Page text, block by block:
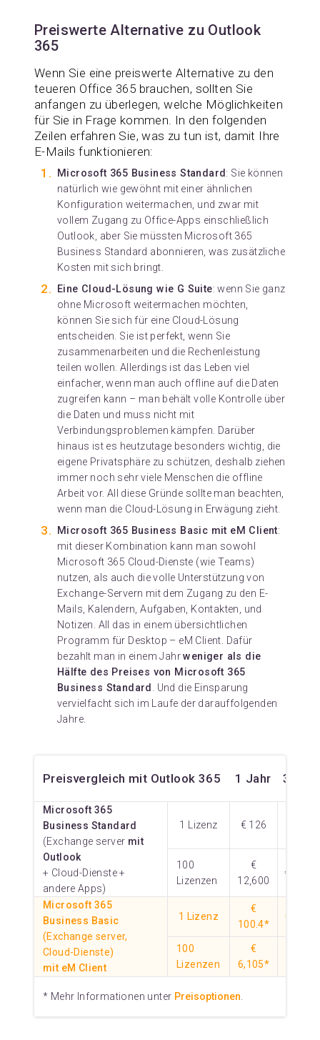
Preiswerte Alternative zu Outlook
365
Wenn Sie eine preiswerte Alternative zu den
teueren Office 365 brauchen, sollten Sie
anfangen zu überlegen, welche Möglichkeiten
für Sie in Frage kommen. In den folgenden
Zeilen erfahren Sie, was zu tun ist, damit Ihre
E-Mails funktionieren:
Microsoft 365 Business Standard : Sie können
natürlich wie gewöhnt mit einer ähnlichen
Konfiguration weitermachen, und zwar mit
vollem Zugang zu Office-Apps einschließlich
Outlook, aber Sie müssten Microsoft 365
Business Standard abonnieren, was zusätzliche
Kosten mit sich bringt.
Eine Cloud-Lösung wie G Suite: wenn Sie ganz
ohne Microsoft weitermachen möchten,
können Sie sich für eine Cloud-Lösung
entscheiden. Sie ist perfekt, wenn Sie
zusammenarbeiten und die Rechenleistung
teilen wollen. Allerdings ist das Leben viel
einfacher, wenn man auch offline auf die Daten
zugreifen kann – man behält volle Kontrolle über
die Daten und muss nicht mit
Verbindungsproblemen kämpfen. Darüber
hinaus ist es heutzutage besonders wichtig, die
eigene Privatsphäre zu schützen, deshalb ziehen
immer noch sehr viele Menschen die offline
Arbeit vor. All diese Gründe sollte man beachten,
wenn man die Cloud-Lösung in Erwägung zieht.
Microsoft 365 Business Basic mit eM Client:
mit dieser Kombination kann man sowohl
Microsoft 365 Cloud-Dienste (wie Teams)
nutzen, als auch die volle Unterstützung von
Exchange-Servern mit dem Zugang zu den E-
Mails, Kalendern, Aufgaben, Kontakten, und
Notizen. All das in einem übersichtlichen
Programm für Desktop – eM Client. Dafür
bezahlt man in einem Jahrweniger als die
Hälfte des Preises von Microsoft 365
Business Standard . Und die Einsparung
vervielfacht sich im Laufe der darauffolgenden
Jahre.
Preisvergleich mit Outlook 365 1 Jahr 3
Microsoft 365
Business Standard
(Exchange server mit
Outlook
+ Cloud-Dienste +
andere Apps)
1 Lizenz € 126
100
Lizenzen
€
12,600
€
Microsoft 365
Business Basic
(Exchange server,
Cloud-Dienste)
mit eM Client
1 Lizenz
€
100.4*
€
100
Lizenzen
€
6,105*
* Mehr Informationen unter Preisoptionen.